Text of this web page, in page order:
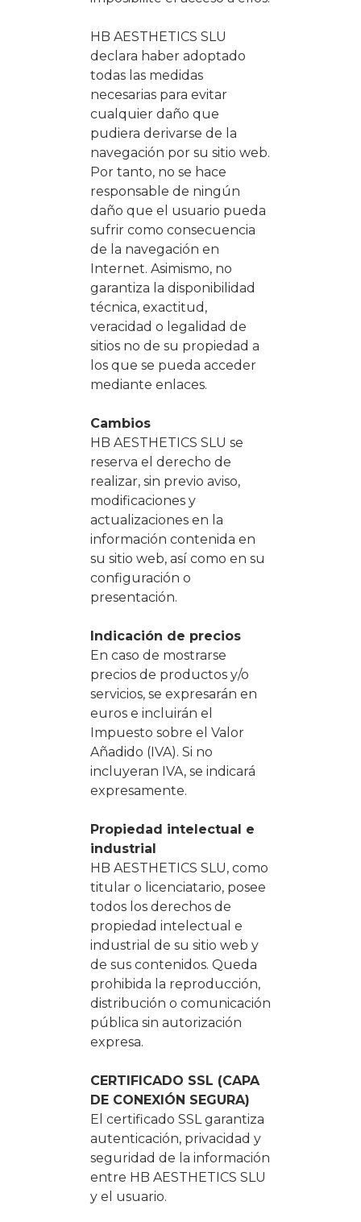
HB AESTHETICS SLU
declara haber adoptado
todas las medidas
necesarias para evitar
cualquier daño que
pudiera derivarse de la
navegación por su sitio web.
Por tanto, no se hace
responsable de ningún
daño que el usuario pueda
sufrir como consecuencia
de la navegación en
Internet. Asimismo, no
garantiza la disponibilidad
técnica, exactitud,
veracidad o legalidad de
sitios no de su propiedad a
los que se pueda acceder
mediante enlaces.
Cambios
HB AESTHETICS SLU se
reserva el derecho de
realizar, sin previo aviso,
modificaciones y
actualizaciones en la
información contenida en
su sitio web, así como en su
configuración o
presentación.
Indicación de precios
En caso de mostrarse
precios de productos y/o
servicios, se expresarán en
euros e incluirán el
Impuesto sobre el Valor
Añadido (IVA). Si no
incluyeran IVA, se indicará
expresamente.
Propiedad intelectual e
industrial
HB AESTHETICS SLU, como
titular o licenciatario, posee
todos los derechos de
propiedad intelectual e
industrial de su sitio web y
de sus contenidos. Queda
prohibida la reproducción,
distribución o comunicación
pública sin autorización
expresa.
CERTIFICADO SSL (CAPA
DE CONEXIÓN SEGURA)
El certificado SSL garantiza
autenticación, privacidad y
seguridad de la información
entre HB AESTHETICS SLU
y el usuario.